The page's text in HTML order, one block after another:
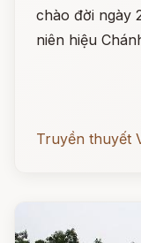
chào đời ngày
niên hiệu
Truyền thuyết